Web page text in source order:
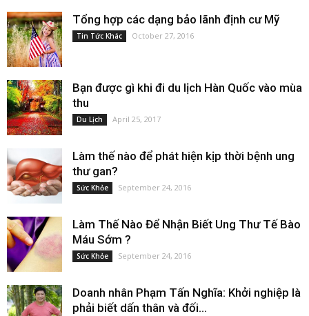
Tổng hợp các dạng bảo lãnh định cư Mỹ
Tin Tức Khác October 27, 2016
Bạn được gì khi đi du lịch Hàn Quốc vào mùa
thu
Du Lịch April 25, 2017
Làm thế nào để phát hiện kịp thời bệnh ung
thư gan?
Sức Khỏe September 24, 2016
Làm Thế Nào Để Nhận Biết Ung Thư Tế Bào
Máu Sớm ?
Sức Khỏe September 24, 2016
Doanh nhân Phạm Tấn Nghĩa: Khởi nghiệp là
phải biết dấn thân và đối...